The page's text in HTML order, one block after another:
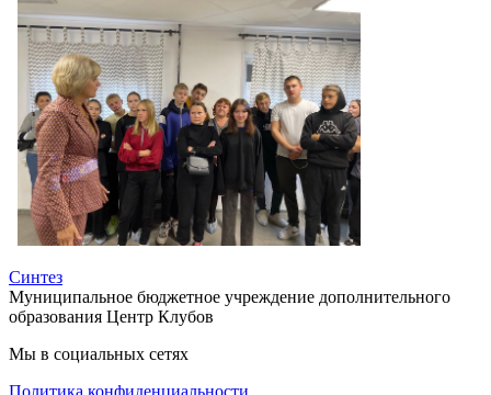
Синтез
Муниципальное бюджетное учреждение дополнительного
образования Центр Клубов
Мы в социальных сетях
Политика конфиденциальности